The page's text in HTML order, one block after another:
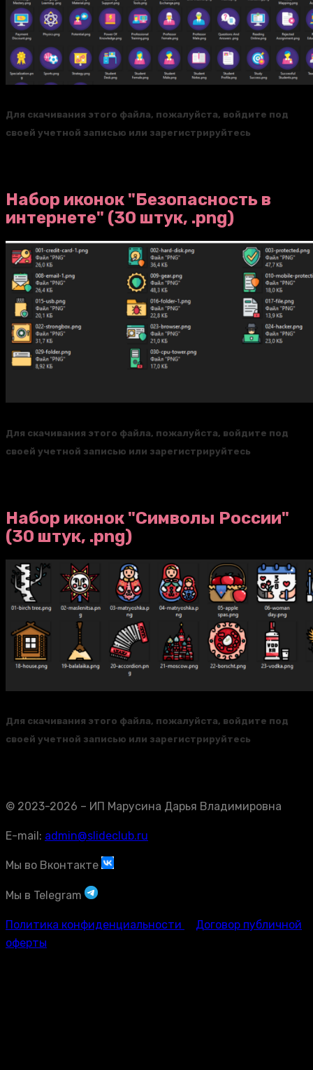
Для скачивания этого файла, пожалуйста, войдите под
своей учетной записью или зарегистрируйтесь
Набор иконок "Безопасность в
интернете" (30 штук, .png)
Для скачивания этого файла, пожалуйста, войдите под
своей учетной записью или зарегистрируйтесь
Набор иконок "Символы России"
(30 штук, .png)
Для скачивания этого файла, пожалуйста, войдите под
своей учетной записью или зарегистрируйтесь
© 2023-2026 – ИП Марусина Дарья Владимировна
E-mail: admin@slideclub.ru
Мы во Вконтакте
Мы в Telegram
Политика конфиденциальности
Договор публичной
оферты